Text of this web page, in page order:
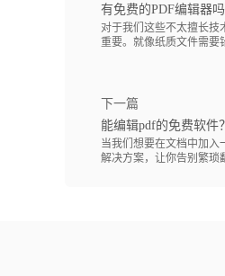
有免费的PDF编辑器
对于我们这些不太擅长技
重要。就像纸质文件需要
下一篇
能编辑pdf的免费软件
当我们想要在文档中加入
解决方案，让你告别繁琐